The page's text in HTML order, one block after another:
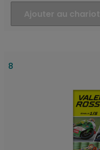
Ajouter au chariot
8